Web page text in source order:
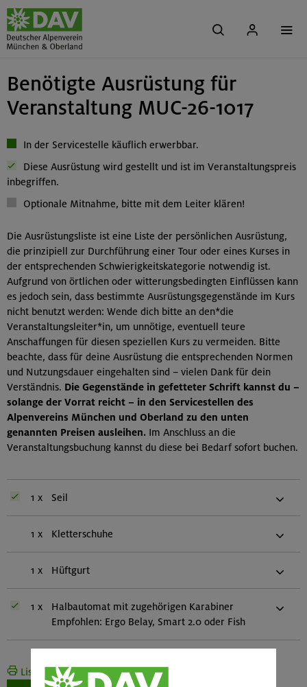
Benötigte Ausrüstung für
Veranstaltung MUC-26-1017
In der Servicestelle käuflich erwerbbar.
Diese Ausrüstung wird gestellt und ist im Veranstaltungspreis
inbegriffen.
Optionale Mitnahme, bitte mit dem Leiter klären!
Die Ausrüstungsliste ist eine Liste der persönlichen Ausrüstung,
die prinzipiell zur Durchführung einer Tour oder eines Kurses in
der entsprechenden Schwierigkeitskategorie notwendig ist.
Aufgrund von örtlichen oder witterungsbedingten Einflüssen kann
es jedoch sein, dass bestimmte Ausrüstungsgegenstände im Kurs
nicht benutzt werden: Wende dich bitte an den*die
Veranstaltungsleiter*in, um unnötige, eventuell teure
Anschaffungen für diesen speziellen Kurs zu vermeiden. Bitte
beachte, dass für deine Ausrüstung die entsprechenden Normen
und Nutzungsdauer eingehalten sind – vielen Dank für dein
Verständnis. Die Gegenstände in gefetteter Schrift kannst du –
solange der Vorrat reicht – in den Servicestellen des
Alpenvereins München und Oberland zu den unten
genannten Preisen ausleihen. Im Anschluss an die
Veranstaltungsbuchung kannst du diese bei Bedarf sofort buchen.
1 x Seil
1 x Kletterschuhe
1 x Hüftgurt
1 x
Halbautomat mit zugehörigen Karabiner
Empfohlen: Ergo Belay, Smart 2.0 oder Fish
Liste drucken